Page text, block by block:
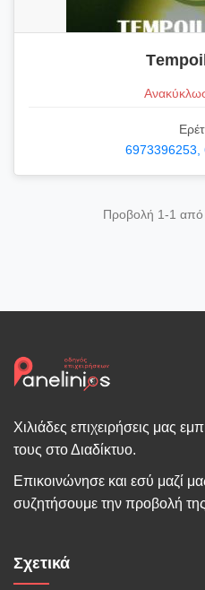
6973396253,
Προβολή 1-1 από
Χιλιάδες επιχειρήσεις μας
τους στο Διαδίκτυο.
Επικοινώνησε και εσύ μαζί
συζητήσουμε την προβολή
Σχετικά